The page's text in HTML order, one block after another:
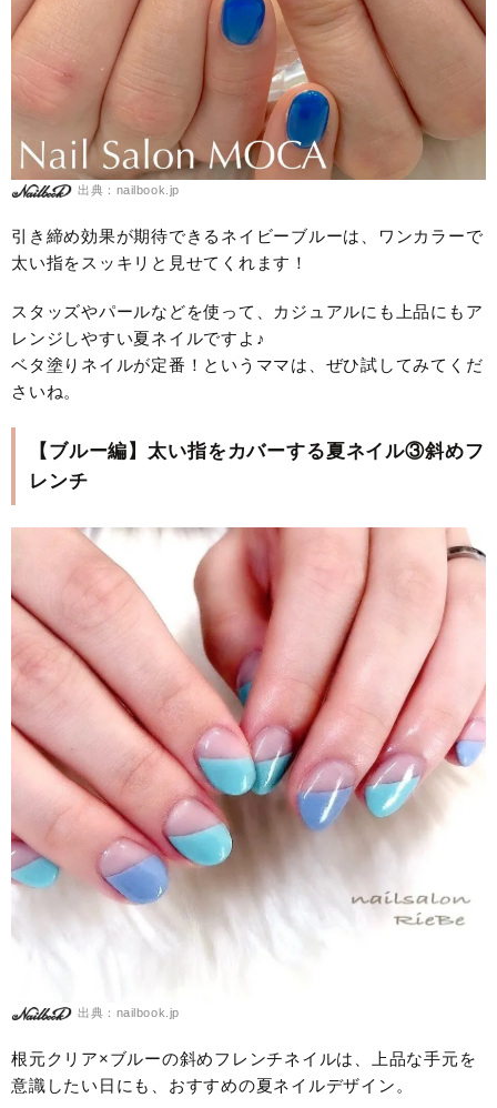
出典：nailbook.jp
引き締め効果が期待できるネイビーブルーは、ワンカラーで
太い指をスッキリと見せてくれます！
スタッズやパールなどを使って、カジュアルにも上品にもア
レンジしやすい夏ネイルですよ♪
ベタ塗りネイルが定番！というママは、ぜひ試してみてくだ
さいね。
【ブルー編】太い指をカバーする夏ネイル③斜めフ
レンチ
出典：nailbook.jp
根元クリア×ブルーの斜めフレンチネイルは、上品な手元を
意識したい日にも、おすすめの夏ネイルデザイン。